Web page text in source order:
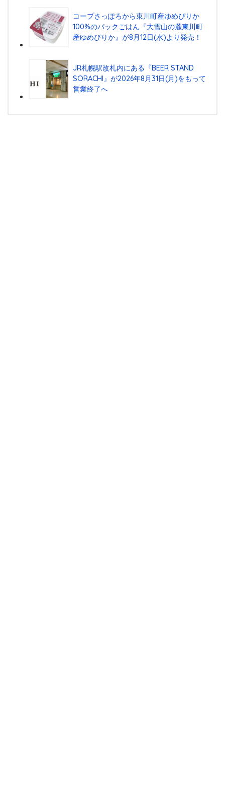
コープさっぽろから東川町産ゆめぴりか
100%のパックごはん『⼤雪⼭の麓東川町
産ゆめぴりか』が8⽉12⽇(⽔)より発売！
JR札幌駅改札内にある『BEER STAND
SORACHI』が2026年8月31日(月)をもって
営業終了へ